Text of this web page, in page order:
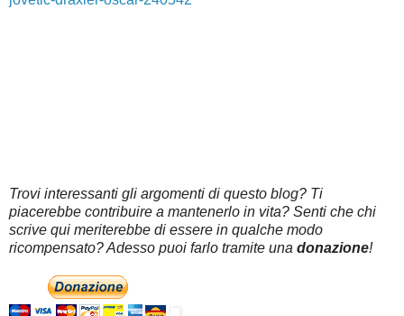
Trovi interessanti gli argomenti di questo blog? Ti
piacerebbe contribuire a mantenerlo in vita? Senti che chi
scrive qui meriterebbe di essere in qualche modo
ricompensato? Adesso puoi farlo tramite una donazione!